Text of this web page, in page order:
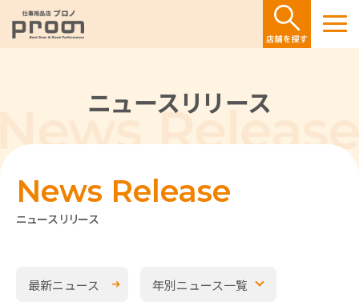
ニュースリリース
ニュースリリース
News Release
最新ニュース 年別ニュース一覧